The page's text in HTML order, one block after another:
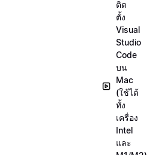
ติด
ตั้ง
Visual
Studio
Code
บน
Mac
(ใช้ได้
ทั้ง
เครื่อง
Intel
และ